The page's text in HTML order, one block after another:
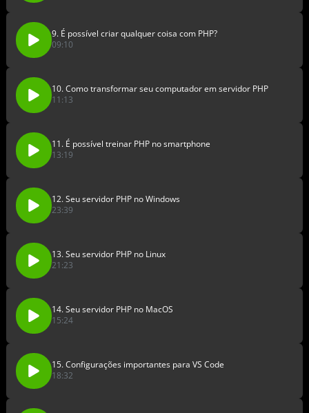
9. É possível criar qualquer coisa com PHP?
09:10
10. Como transformar seu computador em servidor PHP
11:13
11. É possível treinar PHP no smartphone
13:19
12. Seu servidor PHP no Windows
23:39
13. Seu servidor PHP no Linux
21:23
14. Seu servidor PHP no MacOS
15:24
15. Configurações importantes para VS Code
18:32